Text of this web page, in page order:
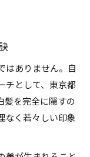
はありません。自
チとして、東京都
髪を完全に隠すの
なく若々しい印象